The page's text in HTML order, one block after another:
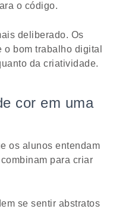
o código.
deliberado. Os
bom trabalho digital
da criatividade.
cor em uma
os alunos entendam
para criar
se sentir abstratos